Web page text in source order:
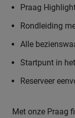
Praag
Rondleiding
Alle
Startpunt in
Reserveer
Met onze Praag